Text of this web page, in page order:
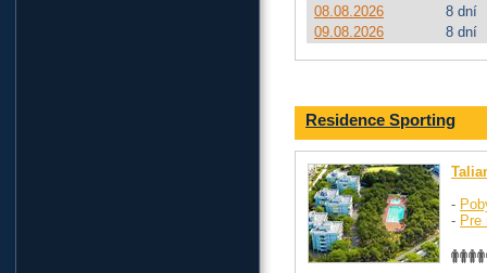
08.08.2026
8 dní
09.08.2026
8 dní
Residence Sporting
-
- Pre